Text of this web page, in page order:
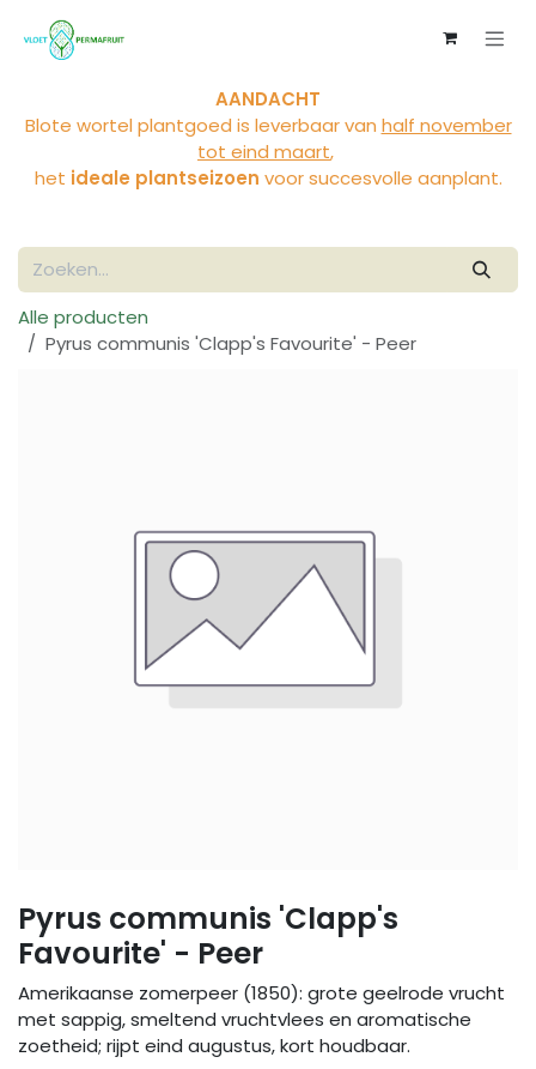
AANDACHT
Blote wortel plantgoed is leverbaar van half november
tot eind maart,
het ideale plantseizoen voor succesvolle aanplant.
Alle producten
Pyrus communis 'Clapp's Favourite' - Peer
Pyrus communis 'Clapp's
Favourite' - Peer
Amerikaanse zomerpeer (1850): grote geelrode vrucht
met sappig, smeltend vruchtvlees en aromatische
zoetheid; rijpt eind augustus, kort houdbaar.